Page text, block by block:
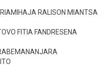
RALISON MIANTSA
FITIA FANDRESENA